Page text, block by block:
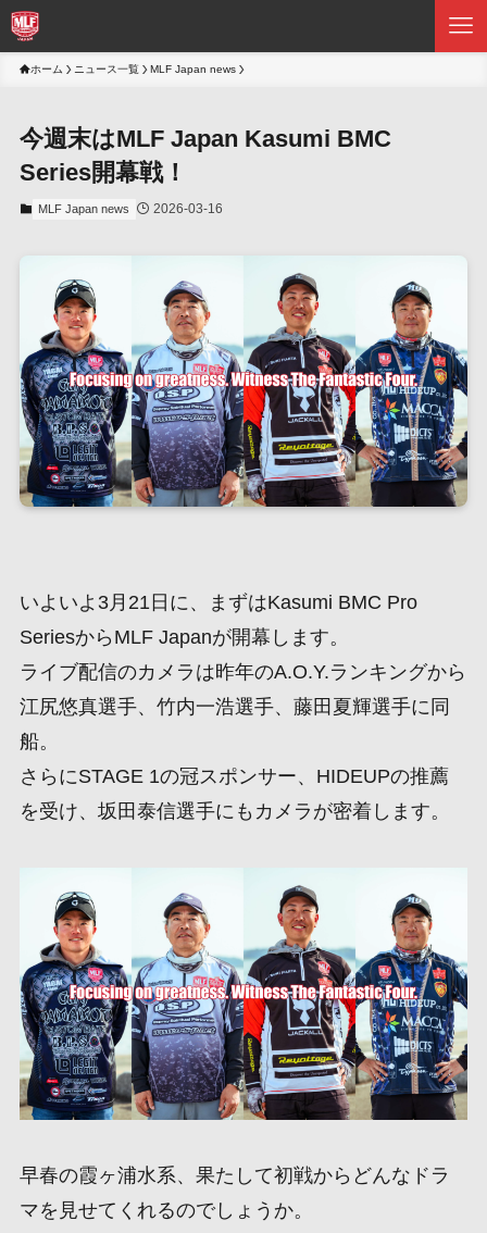
ホーム ニュース一覧 MLF Japan news
今週末はMLF Japan Kasumi BMC
Series開幕戦！
MLF Japan news 2026-03-16
いよいよ3月21日に、まずはKasumi BMC Pro
SeriesからMLF Japanが開幕します。
ライブ配信のカメラは昨年のA.O.Y.ランキングから
江尻悠真選手、竹内一浩選手、藤田夏輝選手に同
船。
さらにSTAGE 1の冠スポンサー、HIDEUPの推薦
を受け、坂田泰信選手にもカメラが密着します。
早春の霞ヶ浦水系、果たして初戦からどんなドラ
マを見せてくれるのでしょうか。